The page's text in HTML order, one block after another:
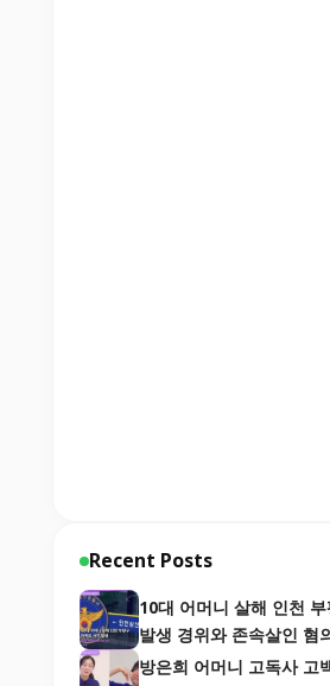
Recent Posts
10대 어머니 살해 인천
발생 경위와 존속살인 혐
방은희 어머니 고독사 고